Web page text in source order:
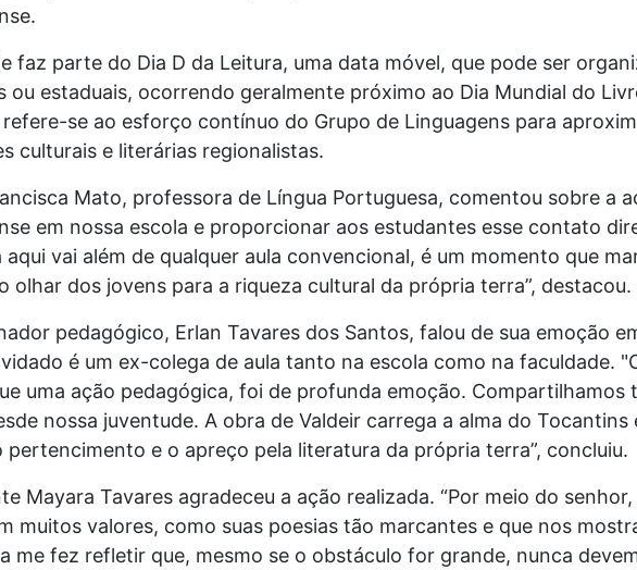
faz parte do Dia D da Leitura, uma data móvel, que pode ser
ou estaduais, ocorrendo geralmente próximo ao Dia Mundial do
refere-se ao esforço contínuo do Grupo de Linguagens para
culturais e literárias regionalistas.
Mato, professora de Língua Portuguesa, comentou sobre a
em nossa escola e proporcionar aos estudantes esse contato
aqui vai além de qualquer aula convencional, é um momento que
olhar dos jovens para a riqueza cultural da própria terra”, destacou.
pedagógico, Erlan Tavares dos Santos, falou de sua emoção
é um ex-colega de aula tanto na escola como na faculdade.
uma ação pedagógica, foi de profunda emoção. Compartilhamos
nossa juventude. A obra de Valdeir carrega a alma do
pertencimento e o apreço pela literatura da própria terra”, concluiu.
Mayara Tavares agradeceu a ação realizada. “Por meio do
muitos valores, como suas poesias tão marcantes e que nos
me fez refletir que, mesmo se o obstáculo for grande, nunca